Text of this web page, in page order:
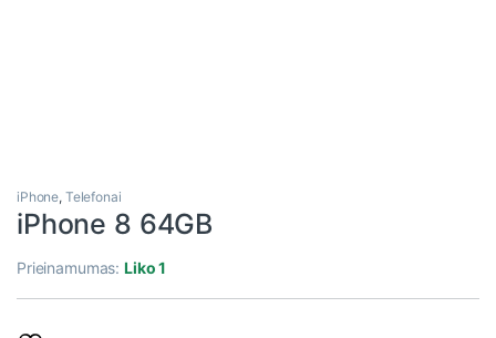
iPhone, Telefonai
iPhone 8 64GB
Prieinamumas:Liko 1